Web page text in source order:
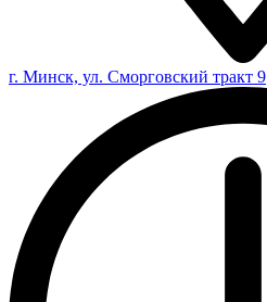
г. Минск, ул. Сморговский тракт 9